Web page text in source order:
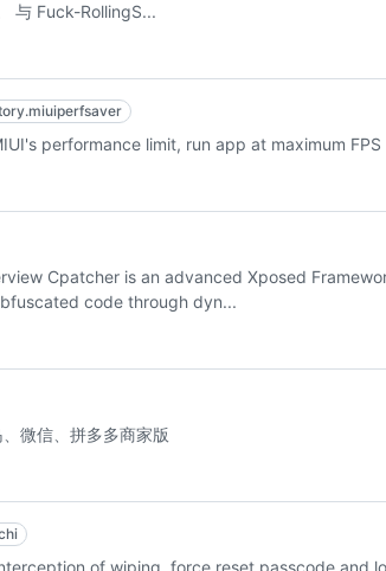
与 Fuck-RollingS...
performance limit, run app at maximum FPS
Cpatcher is an advanced Xposed
code through dyn...
Minecraft、古文岛、微信、拼多多商家版
of wiping, force reset passcode and